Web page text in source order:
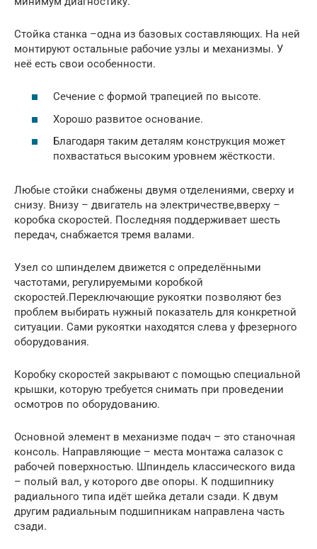
Стойка станка –одна из базовых составляющих. На ней
монтируют остальные рабочие узлы и механизмы. У
неё есть свои особенности.
Сечение с формой трапецией по высоте.
Хорошо развитое основание.
Благодаря таким деталям конструкция может
похвастаться высоким уровнем жёсткости.
Любые стойки снабжены двумя отделениями, сверху и
снизу. Внизу – двигатель на электричестве,вверху –
коробка скоростей. Последняя поддерживает шесть
передач, снабжается тремя валами.
Узел со шпинделем движется с определёнными
частотами, регулируемыми коробкой
скоростей.Переключающие рукоятки позволяют без
проблем выбирать нужный показатель для конкретной
ситуации. Сами рукоятки находятся слева у фрезерного
оборудования.
Коробку скоростей закрывают с помощью специальной
крышки, которую требуется снимать при проведении
осмотров по оборудованию.
Основной элемент в механизме подач – это станочная
консоль. Направляющие – места монтажа салазок с
рабочей поверхностью. Шпиндель классического вида
– полый вал, у которого две опоры. К подшипнику
радиального типа идёт шейка детали сзади. К двум
другим радиальным подшипникам направлена часть
сзади.